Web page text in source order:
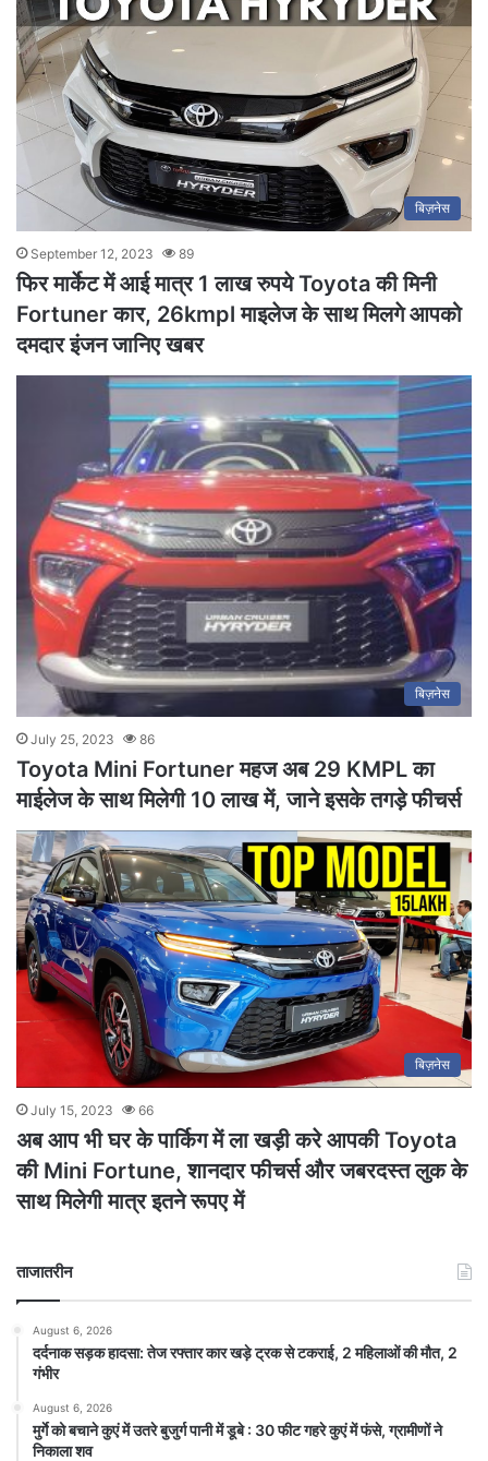
बिज़नेस
September 12, 2023 89
फिर मार्केट में आई मात्र 1 लाख रुपये Toyota की मिनी
Fortuner कार, 26kmpl माइलेज के साथ मिलगे आपको
दमदार इंजन जानिए खबर
बिज़नेस
July 25, 2023 86
Toyota Mini Fortuner महज अब 29 KMPL का
माईलेज के साथ मिलेगी 10 लाख में, जाने इसके तगड़े फीचर्स
बिज़नेस
July 15, 2023 66
अब आप भी घर के पार्किग में ला खड़ी करे आपकी Toyota
की Mini Fortune, शानदार फीचर्स और जबरदस्त लुक के
साथ मिलेगी मात्र इतने रूपए में
ताजातरीन
August 6, 2026
दर्दनाक सड़क हादसा: तेज रफ्तार कार खड़े ट्रक से टकराई, 2 महिलाओं की मौत, 2
गंभीर
August 6, 2026
मुर्गे को बचाने कुएं में उतरे बुजुर्ग पानी में डूबे : 30 फीट गहरे कुएं में फंसे, ग्रामीणों ने
निकाला शव